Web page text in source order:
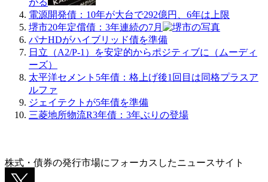
電源開発債：10年が大台で292億円、6年は上限
堺市20年定償債：3年連続の7月
パナHDがハイブリッド債を準備
日立（A2/P-1）を安定的からポジティブに（ムーディ
ーズ）
太平洋セメント5年債：格上げ後1回目は同格プラスア
ルファ
ジェイテクトが5年債を準備
三菱地所物流R3年債：3年ぶりの登場
株式・債券の発行市場にフォーカスしたニュースサイト